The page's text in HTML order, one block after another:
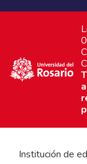
Institución de